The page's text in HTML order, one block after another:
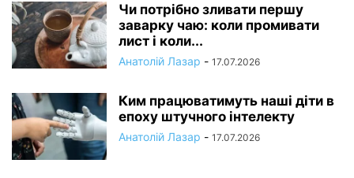
Чи потрібно зливати першу
заварку чаю: коли промивати
лист і коли...
Анатолій Лазар - 17.07.2026
Ким працюватимуть наші діти в
епоху штучного інтелекту
Анатолій Лазар - 17.07.2026